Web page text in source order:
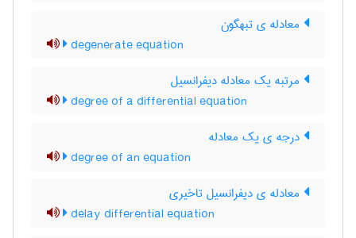
معادله ی تبهگون
degenerate equation
مرتبه یک معادله دیفرانسیل
degree of a differential equation
درجه ی یک معادله
degree of an equation
معادله ی دیفرانسیل تاخیری
delay differential equation